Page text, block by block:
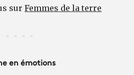
surFemmes de la terre
en émotions